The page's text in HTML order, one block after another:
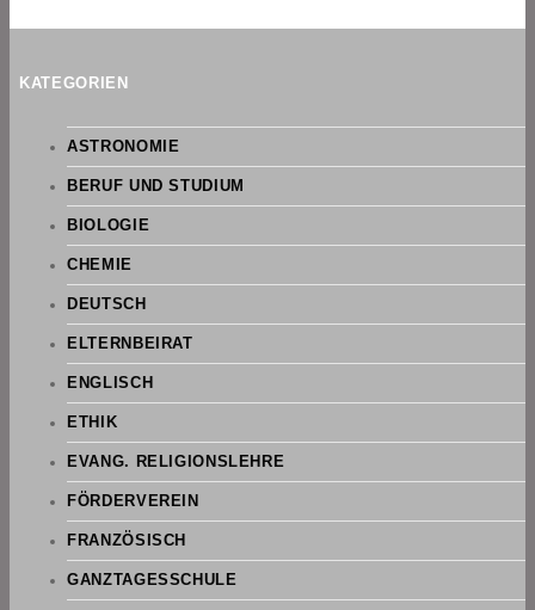
KATEGORIEN
ASTRONOMIE
BERUF UND STUDIUM
BIOLOGIE
CHEMIE
DEUTSCH
ELTERNBEIRAT
ENGLISCH
ETHIK
EVANG. RELIGIONSLEHRE
FÖRDERVEREIN
FRANZÖSISCH
GANZTAGESSCHULE